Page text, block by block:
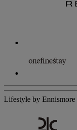
Lifestyle by Ennismore